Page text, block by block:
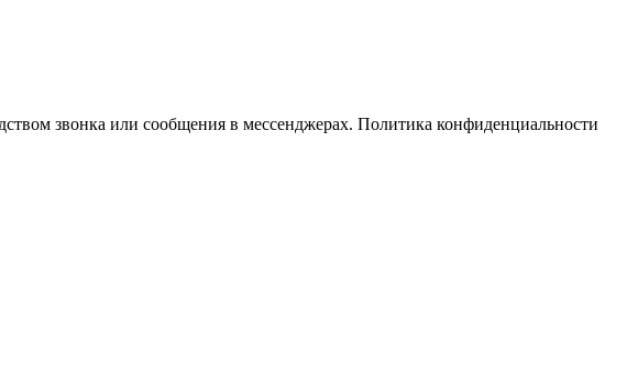
звонка или сообщения в мессенджерах. Политика конфиденциальности